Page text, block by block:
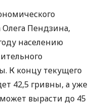
Олега Пендзина,
населению
К концу текущего
42,5 гривны, а уже
вырасти до 45